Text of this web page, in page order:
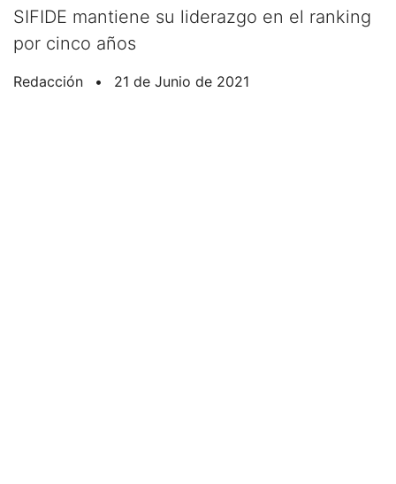
SIFIDE mantiene su liderazgo en el ranking
por cinco años
Redacción • 21 de Junio de 2021